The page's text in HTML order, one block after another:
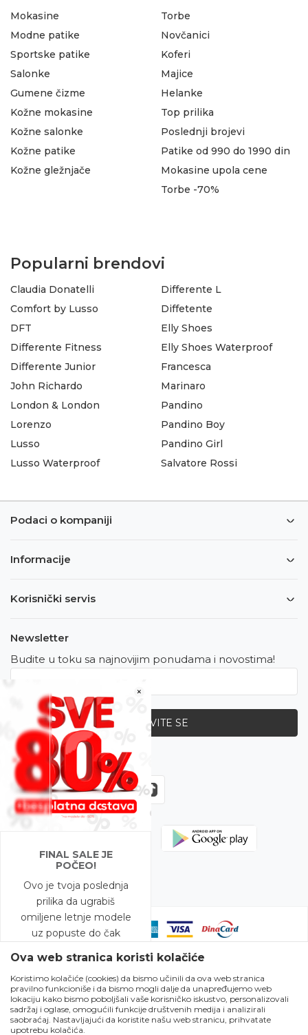
×
FINAL SALE JE
POČEO!
Ovo je tvoja poslednja
prilika da ugrabiš
omiljene letnje modele
uz popuste do čak
A to nije sve – na
modele snižene do
-50% očekuje te i
BESPLATNA DOSTAVA!
Mokasine
Modne patike
Sportske patike
Salonke
Gumene čizme
Torbe
Novčanici
Koferi
Majice
Helanke
Kožne mokasine
Kožne salonke
Kožne patike
Kožne gležnjače
Top prilika
Poslednji brojevi
Patike od 990 do 1990 din
Mokasine upola cene
Torbe -70%
Popularni brendovi
Claudia Donatelli
Comfort by Lusso
DFT
Differente Fitness
Differente Junior
Differente L
Diffetente
Elly Shoes
Elly Shoes Waterproof
Francesca
John Richardo
London & London
Lorenzo
Lusso
Lusso Waterproof
Marinaro
Pandino
Pandino Boy
Pandino Girl
Salvatore Rossi
Podaci o kompaniji
Informacije
Korisnički servis
Newsletter
Budite u toku sa najnovijim ponudama i novostima!
PRIJAVITE SE
Zapratite nas
Nastojimo da budemo što precizniji u opisu proizvoda, prikazu slika i
samih cena, ali ne možemo garantovati da su sve informacije kompletne
i bez grešaka. Svi artikli prikazani na sajtu su deo naše ponude i ne
podrazumeva da su dostupni u svakom trenutku. Raspoloživost robe
Ova web stranica koristi kolačiće
Koristimo kolačiće (cookies) da bismo učinili da ova web stranica
pravilno funkcioniše i da bismo mogli dalje da unapređujemo web
lokaciju kako bismo poboljšali vaše korisničko iskustvo, personalizovali
sadržaj i oglase, omogućili funkcije društvenih medija i analizirali
saobraćaj. Nastavljajući da koristite našu web stranicu, prihvatate
upotrebu kolačića.